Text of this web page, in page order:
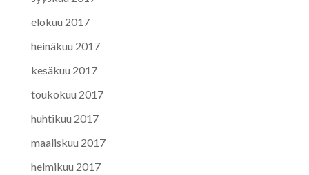
elokuu 2017
heinäkuu 2017
kesäkuu 2017
toukokuu 2017
huhtikuu 2017
maaliskuu 2017
helmikuu 2017